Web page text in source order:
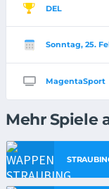
DEL
Sonntag, 25.
MagentaSport
Mehr Spiele